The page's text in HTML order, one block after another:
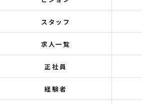
スタッフ
求人一覧
正社員
経験者